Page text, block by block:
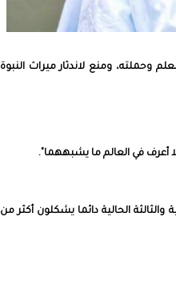
وحملته، ومنع لاندثار ميراث النبوة
أعرف في العالم ما يشبههما".
الحالية دائما يشكلون أكثر من